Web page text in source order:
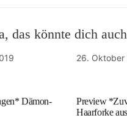
das könnte dich
Dämon-
26. Oktober
Preview
Haarforke